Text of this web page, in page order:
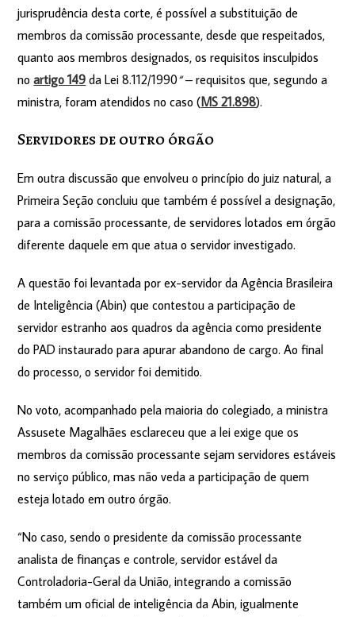
jurisprudência desta corte, é possível a substituição de
membros da comissão processante, desde que respeitados,
quanto aos membros designados, os requisitos insculpidos
noartigo 149 da Lei 8.112/1990“– requisitos que, segundo a
ministra, foram atendidos no caso (MS 21.898).
Servidores de out​ro órgão
Em outra discussão que envolveu o princípio do juiz natural, a
Primeira Seção concluiu que também é possível a designação,
para a comissão processante, de servidores lotados em órgão
diferente daquele em que atua o servidor investigado.
A questão foi levantada por ex-servidor da Agência Brasileira
de Inteligência (Abin) que contestou a participação de
servidor estranho aos quadros da agência como presidente
do PAD instaurado para apurar abandono de cargo. Ao final
do processo, o servidor foi demitido.
No voto, acompanhado pela maioria do colegiado, a ministra
Assusete Magalhães esclareceu que a lei exige que os
membros da comissão processante sejam servidores estáveis
no serviço público, mas não veda a participação de quem
esteja lotado em outro órgão.
“No caso, sendo o presidente da comissão processante
analista de finanças e controle, servidor estável da
Controladoria-Geral da União, integrando a comissão
também um oficial de inteligência da Abin, igualmente